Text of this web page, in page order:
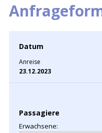
Datum
Anreise
23.12.2023
Passagiere
Erwachsene: